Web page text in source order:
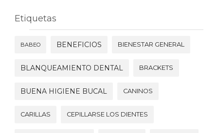
Etiquetas
BABEO BENEFICIOS BIENESTAR GENERAL
BLANQUEAMIENTO DENTAL BRACKETS
BUENA HIGIENE BUCAL CANINOS
CARILLAS CEPILLARSE LOS DIENTES